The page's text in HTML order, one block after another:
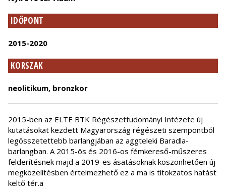
IDŐPONT
2015-2020
KORSZAK
neolitikum, bronzkor
2015-ben az ELTE BTK Régészettudományi Intézete új
kutatásokat kezdett Magyarország régészeti szempontból
legösszetettebb barlangjában az aggteleki Baradla-
barlangban. A 2015-ös és 2016-os fémkereső-műszeres
felderítésnek majd a 2019-es ásatásoknak köszönhetően új
megközelítésben értelmezhető ez a ma is titokzatos hatást
keltő tér.a